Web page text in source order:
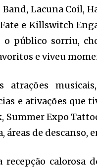
Band, Lacuna Coil,
e Killswitch
público sorriu,
e viveu
atrações
e ativações que
Summer Expo
áreas de descanso,
recepção calorosa